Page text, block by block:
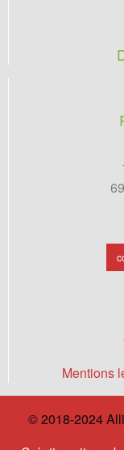
Mentions
© 2018-2024